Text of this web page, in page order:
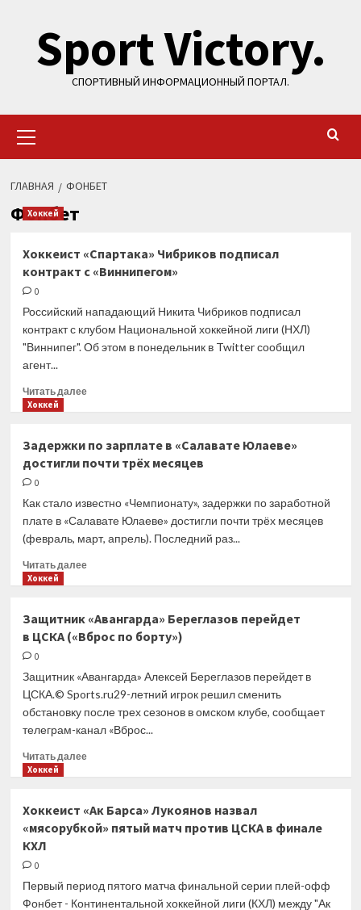
содержимому
Sport Victory.
СПОРТИВНЫЙ ИНФОРМАЦИОННЫЙ ПОРТАЛ.
меню
ГЛАВНАЯ ФОНБЕТ
Фонбет
Хоккей
Хоккеист «Спартака» Чибриков подписал
контракт с «Виннипегом»
0
Российский нападающий Никита Чибриков подписал
контракт с клубом Национальной хоккейной лиги (НХЛ)
"Виннипег". Об этом в понедельник в Twitter сообщил
агент...
Читать далееПрочитать
«Спартака»
Чибриков
Хоккей
Задержки по зарплате в «Салавате Юлаеве»
достигли почти трёх месяцев
0
Как стало известно «Чемпионату», задержки по заработной
плате в «Салавате Юлаеве» достигли почти трёх месяцев
(февраль, март, апрель). Последний раз...
Читать далееПрочитать
по зарплате
в «Салавате
достигли
трёх
месяцев
Хоккей
Защитник «Авангарда» Береглазов перейдет
в ЦСКА («Вброс по борту»)
0
Защитник «Авангарда» Алексей Береглазов перейдет в
ЦСКА.© Sports.ru29-летний игрок решил сменить
обстановку после трех сезонов в омском клубе, сообщает
телеграм-канал «Вброс...
Читать далееПрочитать
«Авангарда»
Береглазов
по борту»)
Хоккей
Хоккеист «Ак Барса» Лукоянов назвал
«мясорубкой» пятый матч против ЦСКА в финале
КХЛ
0
Первый период пятого матча финальной серии плей-офф
Фонбет - Континентальной хоккейной лиги (КХЛ) между "Ак